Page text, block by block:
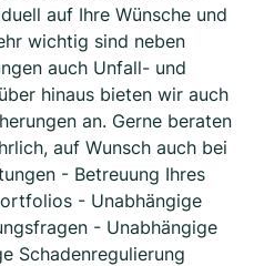
auf Ihre Wünsche und
wichtig sind neben
auch Unfall- und
hinaus bieten wir auch
an. Gerne beraten
auf Wunsch auch bei
- Betreuung Ihres
- Unabhängige
- Unabhängige
Schadenregulierung